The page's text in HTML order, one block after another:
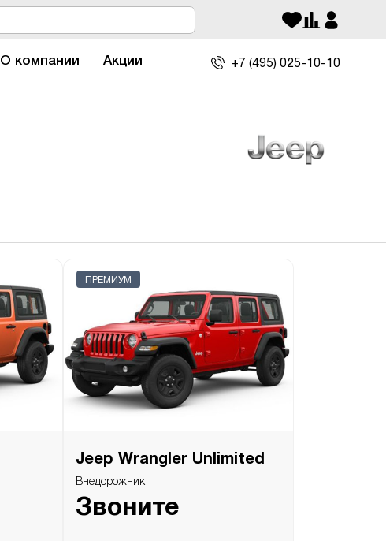
О компании Акции +7 (495) 025-10-10
ПРЕМИУМ
Jeep Wrangler Unlimited
Внедорожник
Звоните